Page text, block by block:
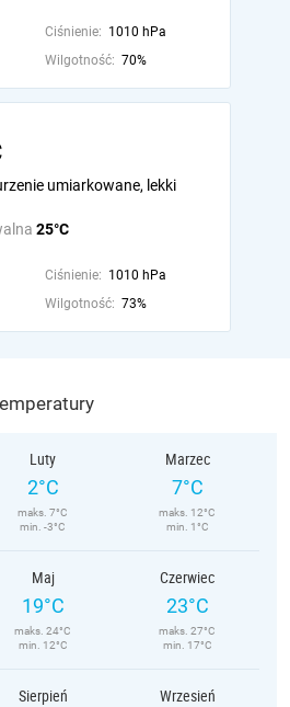
Ciśnienie: 1010 hPa
Wilgotność: 70%
25°C
umiarkowane, lekki
Ciśnienie: 1010 hPa
Wilgotność: 73%
Luty
2°C
maks. 7°C
min. -3°C
Marzec
7°C
maks. 12°C
min. 1°C
Maj
19°C
maks. 24°C
min. 12°C
Czerwiec
23°C
maks. 27°C
min. 17°C
Sierpień Wrzesień